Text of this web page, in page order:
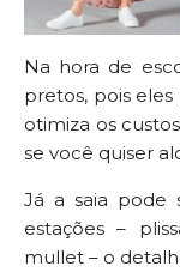
Na hora de
pretos, pois
otimiza os
se você quiser
Já a saia pode
estações –
mullet – o